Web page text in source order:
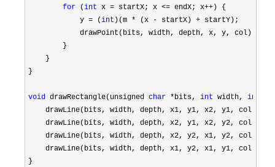
for (int x = startX; x <= endX; x++) {
            y
= (int )(m * (x - startX) + startY);
            drawPoint(bits, width, depth, x, y, col);
        }
    }
}
void drawRectangle(unsigned char *bits, int width, int
    drawLine(bits, width, depth, x1, y1, x2, y1, col);
    drawLine(bits, width, depth, x2, y1, x2, y2, col);
    drawLine(bits, width, depth, x2, y2, x1, y2, col);
    drawLine(bits, width, depth, x1, y2, x1, y1, col);
}